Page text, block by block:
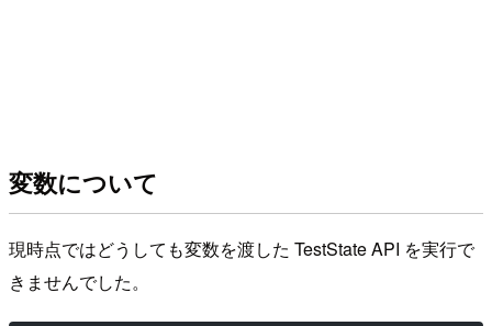
変数について
現時点ではどうしても変数を渡した TestState API を実行で
きませんでした。